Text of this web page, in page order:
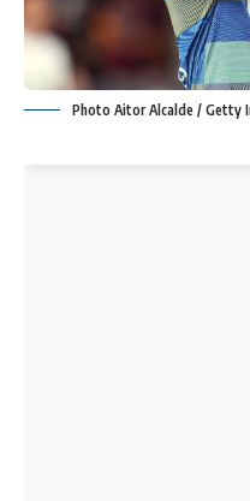
Photo Aitor Alcalde / Getty